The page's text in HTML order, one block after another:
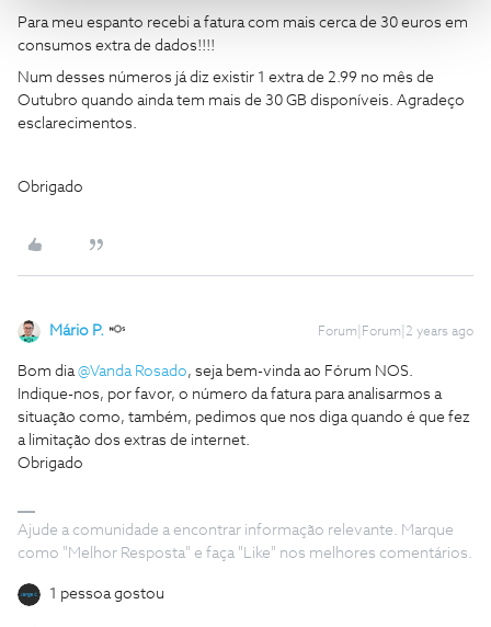
Para meu espanto recebi a fatura com mais cerca de 30 euros em
consumos extra de dados!!!!
Num desses números já diz existir 1 extra de 2.99 no mês de
Outubro quando ainda tem mais de 30 GB disponíveis. Agradeço
esclarecimentos.
Obrigado
Mário P. Forum|Forum|2 years ago
Bom dia@Vanda Rosado, seja bem-vinda ao Fórum NOS.
Indique-nos, por favor, o número da fatura para analisarmos a
situação como, também, pedimos que nos diga quando é que fez
a limitação dos extras de internet.
Obrigado
Ajude a comunidade a encontrar informação relevante. Marque
como "Melhor Resposta" e faça "Like" nos melhores comentários.
1 pessoa gostou